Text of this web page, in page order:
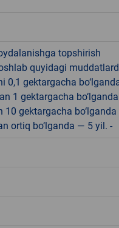
topshirish
quyidagi
0,1 gektargacha
1 gektargacha
10 gektargacha
ortiq bo‘lganda — 5 yil. -